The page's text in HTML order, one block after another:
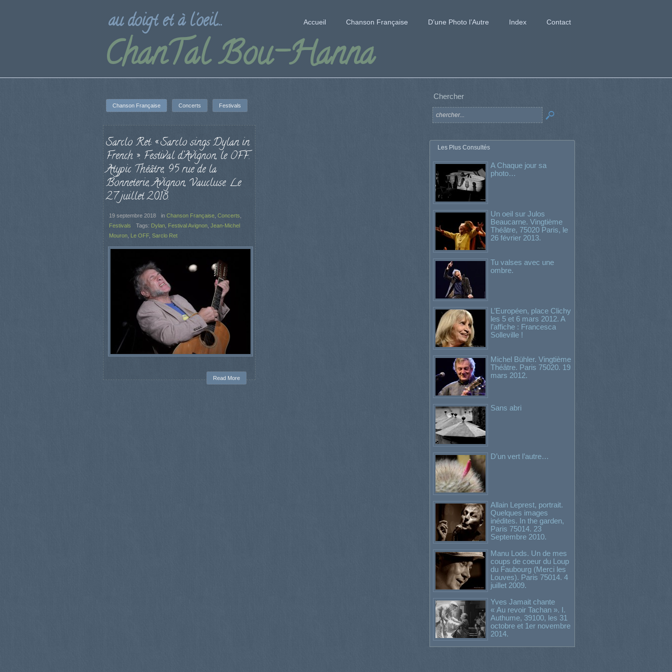
ChanTal Bou-Hanna
au doigt et à l'oeil... Accueil Chanson Française D’une Photo l’Autre Index Contact
Chanson Française Concerts Festivals
Sarclo Ret: « Sarclo sings Dylan in
French ». Festival d’Avignon, le OFF.
Atypic Théâtre, 95 rue de la
Bonneterie, Avignon, Vaucluse. Le
27 juillet 2018.
19 septembre 2018 in Chanson Française Concerts
Festivals
Tags: Dylan Festival Avignon Jean-Michel
Mouron Le OFF Sarclo Ret
Read More
Chercher
Les Plus Consultés
A Chaque jour sa
photo…
Un oeil sur Julos
Beaucarne. Vingtième
Théâtre, 75020 Paris, le
26 février 2013.
Tu valses avec une
ombre.
L’Européen, place Clichy
les 5 et 6 mars 2012. A
l’affiche : Francesca
Solleville !
Michel Bühler. Vingtième
Théâtre. Paris 75020. 19
mars 2012.
Sans abri
D’un vert l’autre…
Allain Leprest, portrait.
Quelques images
inédites. In the garden,
Paris 75014. 23
Septembre 2010.
Manu Lods. Un de mes
coups de coeur du Loup
du Faubourg (Merci les
Louves). Paris 75014. 4
juillet 2009.
Yves Jamait chante
« Au revoir Tachan ». I.
Authume, 39100, les 31
octobre et 1er novembre
2014.